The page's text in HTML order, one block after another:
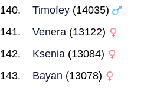
Timofey (14035)
Venera (13122)
Ksenia (13084)
Bayan (13078)